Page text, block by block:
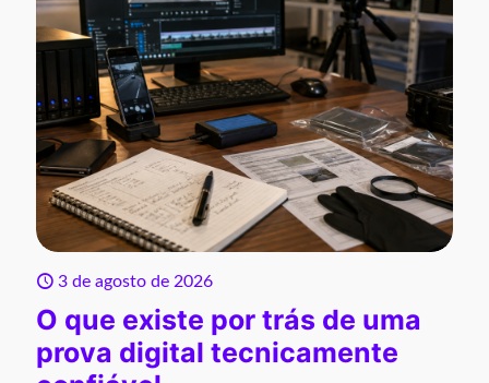
3 de agosto de 2026
O que existe por trás de uma
prova digital tecnicamente